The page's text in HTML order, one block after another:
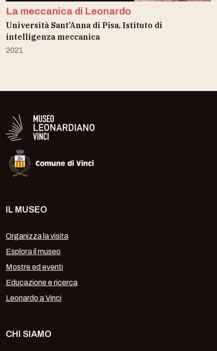
La meccanica di Leonardo
Università Sant’Anna di Pisa, Istituto di
intelligenza meccanica
2021
IL MUSEO
Organizza la visita
Esplora il museo
Mostre ed eventi
Educazione e ricerca
Leonardo a Vinci
CHI SIAMO